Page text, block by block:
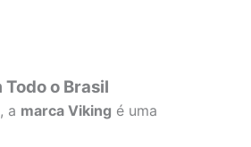
o Brasil
a marca Viking é uma